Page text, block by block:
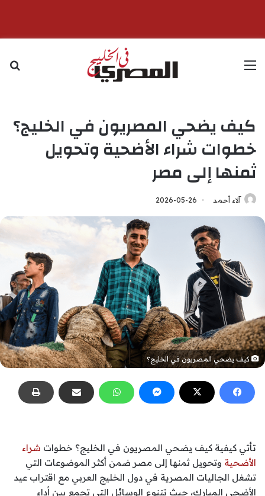
القائمة
كيف يضحي المصريون في الخليج؟
خطوات شراء الأضحية وتحويل
ثمنها إلى مصر
آلاء أحمد 2026-05-26
كيف يضحي المصريون في الخليج؟
تأتي كيفية كيف يضحي المصريون في الخليج؟ خطوات شراء
الأضحية وتحويل ثمنها إلى مصر ضمن أكثر الموضوعات التي
تشغل الجاليات المصرية في دول الخليج العربي مع اقتراب عيد
الأضحى المبارك، حيث تتنوع الوسائل التي تجمع بين أداء